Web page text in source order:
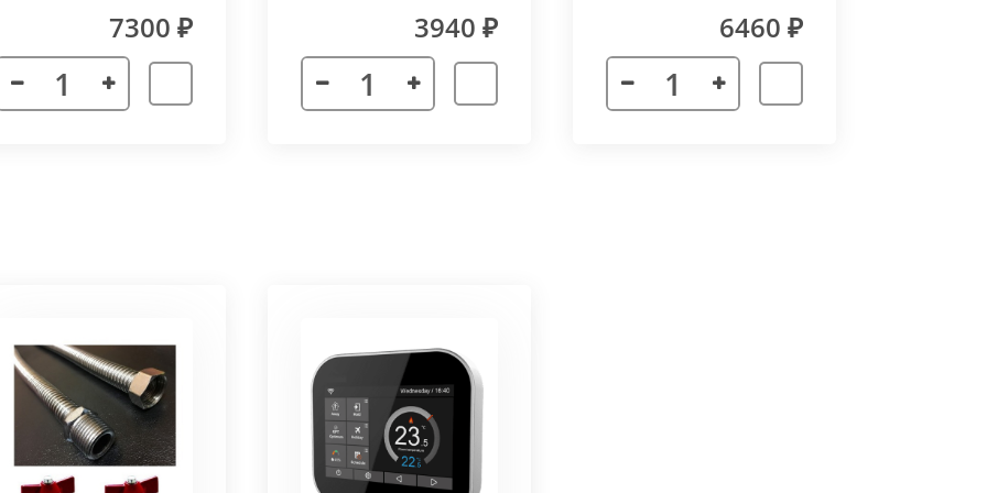
Придает прибору завершенности и помогает скрыть неточности в соединении
увеличивает жесткость короба.
мм поставляется отдельными частями. Соединение частей корпуса в единую
соединение.
прибор позволяет создать идеальный микроклимат в помещении.
влажных помещений. Корпус конвектора изготавливается с формованным дном,
7300 ₽ 3940 ₽ 6460 ₽